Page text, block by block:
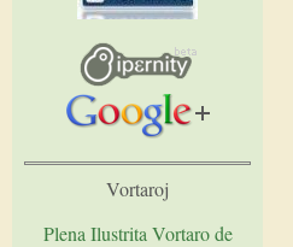
Vortaroj
Plena Ilustrita Vortaro de